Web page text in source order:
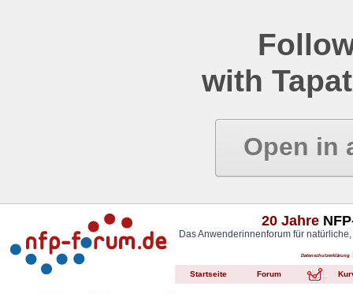
with
Open in
20 Jahre
Das Anwenderinnenforum für
Datenschutzerklärung
Startseite Forum